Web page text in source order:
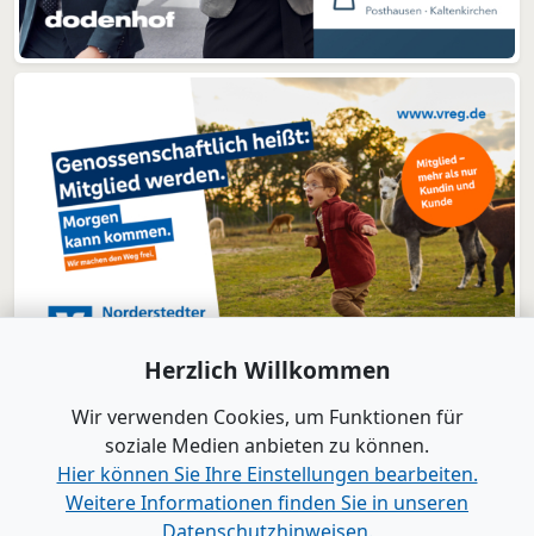
www.B2B-Wirtschaft.de
Herzlich Willkommen
Wir verwenden Cookies, um Funktionen für
soziale Medien anbieten zu können.
Hier können Sie Ihre Einstellungen bearbeiten.
Weitere Informationen finden Sie in unseren